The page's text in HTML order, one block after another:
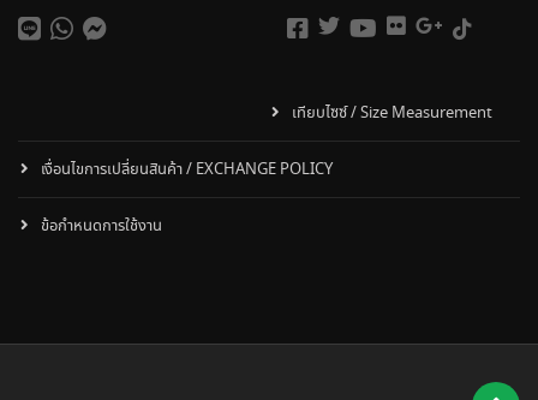
เทียบไซซ์ / Size Measurement
เงื่อนไขการเปลี่ยนสินค้า / EXCHANGE POLICY
ข้อกำหนดการใช้งาน